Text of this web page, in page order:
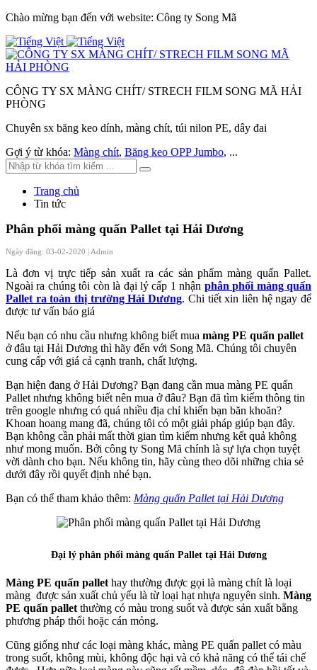
Chào mừng bạn đến với website: Công ty Song Mã
CÔNG TY SX MÀNG CHÍT/ STRECH FILM SONG MÃ HẢI
PHÒNG
Chuyên sx băng keo dính, màng chít, túi nilon PE, dây đai
Gợi ý từ khóa: Màng chít, Băng keo OPP Jumbo, ...
Trang chủ
Tin tức
Phân phối màng quấn Pallet tại Hải Dương
Ngày đăng: 03-02-2020 | Admin
Là đơn vị trực tiếp sản xuất ra các sản phẩm màng quấn Pallet.
Ngoài ra chúng tôi còn là đại lý cấp 1 nhận phân phối màng quấn
Pallet ra toàn thị trường Hải Dương. Chi tiết xin liên hệ ngay để
được tư vấn báo giá
Nếu bạn có nhu cầu nhưng không biết mua màng PE quấn pallet
ở đâu tại Hải Dương thì hãy đến với Song Mã. Chúng tôi chuyên
cung cấp với giá cả cạnh tranh, chất lượng.
Bạn hiện đang ở Hải Dương? Bạn đang cần mua màng PE quấn
Pallet nhưng không biết nên mua ở đâu? Bạn đã tìm kiếm thông tin
trên google nhưng có quá nhiều địa chỉ khiến bạn băn khoăn?
Khoan hoang mang đã, chúng tôi có một giải pháp giúp bạn đây.
Bạn không cần phải mất thời gian tìm kiếm nhưng kết quả không
như mong muốn. Bởi công ty Song Mã chính là sự lựa chọn tuyệt
vời dành cho bạn. Nếu không tin, hãy cùng theo dõi những chia sẻ
dưới đây rồi quyết định nhé bạn.
Bạn có thể tham khảo thêm: Màng quấn Pallet tại Hải Dương
Đại lý phân phối màng quấn Pallet tại Hải Dương
Màng PE quấn pallet hay thường được gọi là màng chít là loại
màng được sản xuất chủ yếu là từ loại hạt nhựa nguyên sinh. Màng
PE quấn pallet thường có màu trong suốt và được sản xuất bằng
phương pháp thổi hoặc cán mỏng.
Cũng giống như các loại màng khác, màng PE quấn pallet có màu
trong suốt, không mùi, không độc hại và có khả năng có thể tái chế